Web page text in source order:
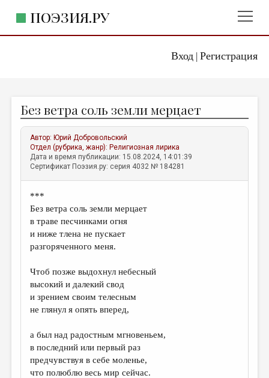
Вход| Регистрация
ПОЭЗИЯ.РУ
ЖАНРЫ
АВТОРЫ
КОММЕНТАРИИ
ЛИТСАЛОН
НОВОСТИ
ПРАВИЛА САЙТА
ОТДЕЛЫ И РУБРИКИ
ИЗБРАННОЕ
ДАЙДЖЕСТ
ПРОИЗВЕДЕНИЯ
ПЕРЕВОДЫ
КОНКУРСЫ
ДЕТСКАЯ КОМНАТА
Без ветра соль земли мерцает
Автор: Юрий Добровольский
Отдел (рубрика, жанр): Религиозная лирика
Дата и время публикации: 15.08.2024, 14:01:39
Сертификат Поэзия.ру: серия 4032 № 184281
***
Без ветра соль земли мерцает
в траве песчинками огня
и ниже тлена не пускает
разгоряченного меня.
Чтоб позже выдохнул небесный
высокий и далекий свод
и зрением своим телесным
не глянул я опять вперед,
а был над радостным мгновеньем,
в последний или первый раз
предчувствуя в себе моленье,
что полюблю весь мир сейчас.